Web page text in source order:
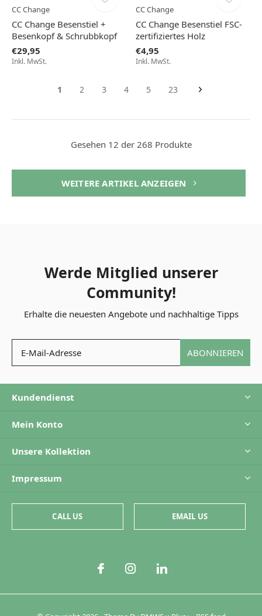
CC Change
CC Change Besenstiel +
Besenkopf & Schrubbkopf
€29,95
Inkl. MwSt.
CC Change
CC Change Besenstiel FSC-
zertifiziertes Holz
€4,95
Inkl. MwSt.
1 2 3 4 5 23
Gesehen 12 der 268 Produkte
WEITERE ARTIKEL ANZEIGEN
Werde Mitglied unserer
Community!
Erhalte die neuesten Angebote und nachhaltige Tipps
ABONNIEREN
Kundendienst
Mein Konto
Unsere Kollektion
Impressum
CALL US EMAIL US